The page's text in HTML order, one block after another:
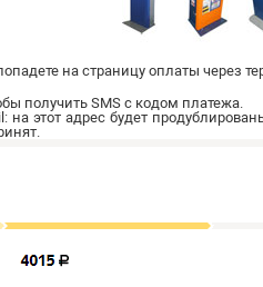
на страницу оплаты через
получить SMS с кодом платежа.
на этот адрес будет